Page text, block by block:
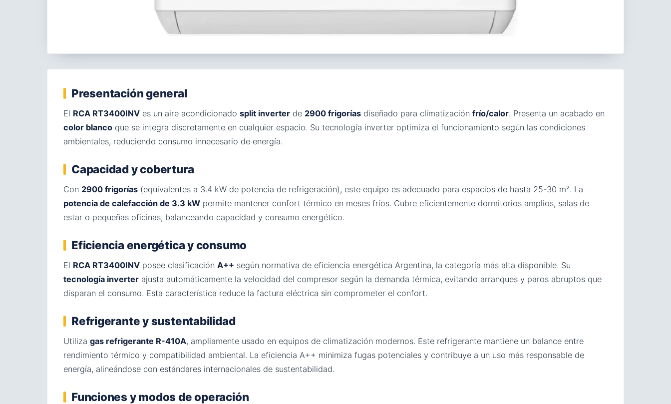
Presentación general
El RCA RT3400INV es un aire acondicionado split inverter de 2900 frigorías diseñado para climatización frío/calor. Presenta un acabado en
color blanco que se integra discretamente en cualquier espacio. Su tecnología inverter optimiza el funcionamiento según las condiciones
ambientales, reduciendo consumo innecesario de energía.
Capacidad y cobertura
Con 2900 frigorías (equivalentes a 3.4 kW de potencia de refrigeración), este equipo es adecuado para espacios de hasta 25-30 m². La
potencia de calefacción de 3.3 kW permite mantener confort térmico en meses fríos. Cubre eficientemente dormitorios amplios, salas de
estar o pequeñas oficinas, balanceando capacidad y consumo energético.
Eficiencia energética y consumo
El RCA RT3400INV posee clasificación A++ según normativa de eficiencia energética Argentina, la categoría más alta disponible. Su
tecnología inverter ajusta automáticamente la velocidad del compresor según la demanda térmica, evitando arranques y paros abruptos que
disparan el consumo. Esta característica reduce la factura eléctrica sin comprometer el confort.
Refrigerante y sustentabilidad
Utiliza gas refrigerante R-410A, ampliamente usado en equipos de climatización modernos. Este refrigerante mantiene un balance entre
rendimiento térmico y compatibilidad ambiental. La eficiencia A++ minimiza fugas potenciales y contribuye a un uso más responsable de
energía, alineándose con estándares internacionales de sustentabilidad.
Funciones y modos de operación